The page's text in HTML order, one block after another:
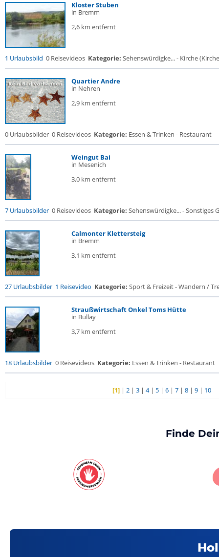
Kloster Stuben
in Bremm
2,6 km entfernt
1 Urlaubsbild 0 Reisevideos Kategorie: Sehenswürdigke... - Kirche
Quartier Andre
in Nehren
2,9 km entfernt
0 Urlaubsbilder 0 Reisevideos Kategorie: Essen & Trinken - Restaurant
Weingut Bai
in Mesenich
3,0 km entfernt
7 Urlaubsbilder 0 Reisevideos Kategorie: Sehenswürdigke... - Sonstiges
Calmonter Klettersteig
in Bremm
3,1 km entfernt
27 Urlaubsbilder 1 Reisevideo Kategorie: Sport & Freizeit - Wandern /
Straußwirtschaft Onkel Toms Hütte
in Bullay
3,7 km entfernt
18 Urlaubsbilder 0 Reisevideos Kategorie: Essen & Trinken - Restaurant
[1]| 2| 3| 4| 5| 6| 7| 8| 9| 10
Finde